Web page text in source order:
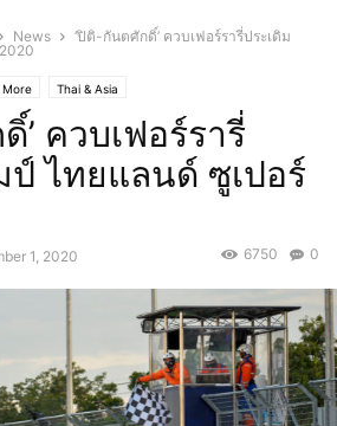
News
‘ปิติ-กันตศักดิ์’ ควบเฟอร์รารี่ประเดิม
More Thai & Asia
’ ควบเฟอร์รารี่
ป์ ไทยแลนด์ ซูเปอร์
1, 2020 0
6750